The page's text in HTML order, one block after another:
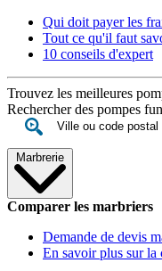
Qui doit payer les
Tout ce qu'il faut
10 conseils d'expert
Trouvez les meilleures
Rechercher des pompes
Marbrerie
Comparer les marbriers
Demande de devis
En savoir plus sur la